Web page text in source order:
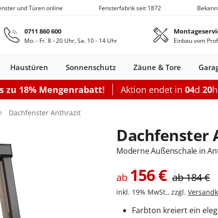
Zum Hauptinhalt springen
und Türen online Fensterfabrik seit 1872
0711 860 600
Mo. - Fr. 8 - 20 Uhr, Sa. 10 - 14 Uhr Einbau vom
Holz-Alu
Fenster
Dachfenster
Holz
Aluminium
Zubehör
Faltschiebe­türen
Optionen
Terrassen-
Terrassentür
Haustüren
Holz
Nebeneingangstüren
Holz
Nebeneingangstür
Sonnenschutz
Konfigurieren Konfigurieren
Zäune & Tore
Zäune
Konfigurieren
konfigurieren
Optionen
Garagentor mit Tür
Sektionaltor Lamellen
Optionen
Doppelcarport
Doppelcarport mit
Carport Beleuchtung
zu 18% Mengenrabatt! Aktion endet in 04d 20h
Dachfenster Anthrazit
Dachfenster
Moderne Außenschale in
ab 156€ ab184€
inkl. 19% MwSt., zzgl.
Farbton kreiert ein